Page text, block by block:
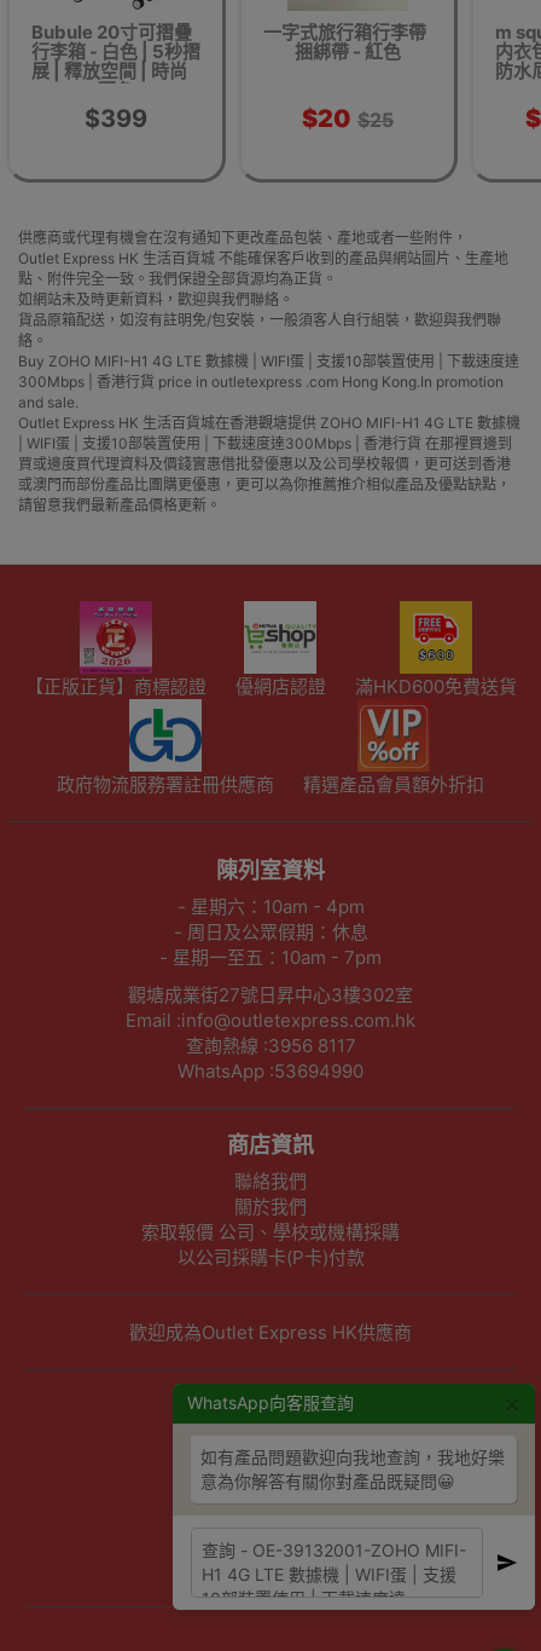
Bubule 20寸可摺疊
行李箱 - 白色 | 5秒摺
展 | 釋放空間 | 時尚
配色
$399
一字式旅行箱行李帶
捆綁帶 - 紅色
$20 $25
m
内衣
防水
供應商或代理有機會在沒有通知下更改產品包裝、產地或者一些附件，
Outlet Express HK 生活百貨城 不能確保客戶收到的產品與網站圖片、生產地
點、附件完全一致。我們保證全部貨源均為正貨。
如網站未及時更新資料，歡迎與我們聯絡。
貨品原箱配送，如沒有註明免/包安裝，一般須客人自行組裝，歡迎與我們聯
絡。
Buy ZOHO MIFI-H1 4G LTE 數據機 | WIFI蛋 | 支援10部裝置使用 | 下載速度達
300Mbps | 香港行貨 price in outletexpress .com Hong Kong.In promotion
and sale.
Outlet Express HK 生活百貨城在香港觀塘提供 ZOHO MIFI-H1 4G LTE 數據機
| WIFI蛋 | 支援10部裝置使用 | 下載速度達300Mbps | 香港行貨 在那裡買邊到
買或邊度買代理資料及價錢實惠借批發優惠以及公司學校報價，更可送到香港
或澳門而部份產品比團購更優惠，更可以為你推薦推介相似產品及優點缺點，
請留意我們最新產品價格更新。
WhatsApp向客服查詢
如有產品問題歡迎向我地查詢，我地好樂
意為你解答有關你對產品既疑問😀
【正版正貨】商標認證 優網店認證 滿HKD600免費送貨
政府物流服務署註冊供應商 精選產品會員額外折扣
陳列室資料
- 星期六：10am - 4pm
- 周日及公眾假期：休息
- 星期一至五：10am - 7pm
觀塘成業街27號日昇中心3樓302室
Email :info@outletexpress.com.hk
查詢熱線 :3956 8117
WhatsApp :53694990
商店資訊
聯絡我們
關於我們
索取報價 公司、學校或機構採購
以公司採購卡(P卡)付款
歡迎成為Outlet Express HK供應商
其他資訊
隱私權及條款聲明
保養條款及更換政策
條款及細則
網站地圖